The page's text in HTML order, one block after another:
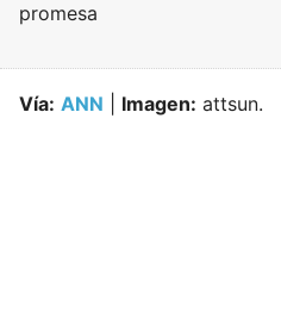
promesa
Vía: ANN Imagen: attsun.